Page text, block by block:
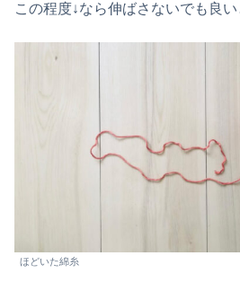
この程度↓なら伸ばさないでも良い
ほどいた綿糸